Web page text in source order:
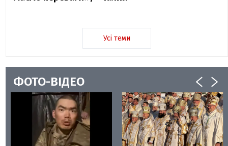
Усі теми
ФОТО-ВІДЕО